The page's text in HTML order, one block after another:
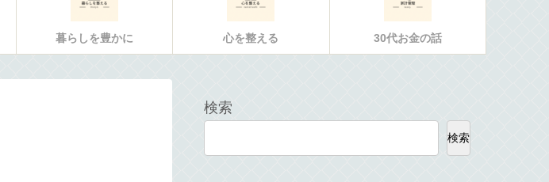
暮らしを豊かに 心を整える 30代お金の話
検索
検索